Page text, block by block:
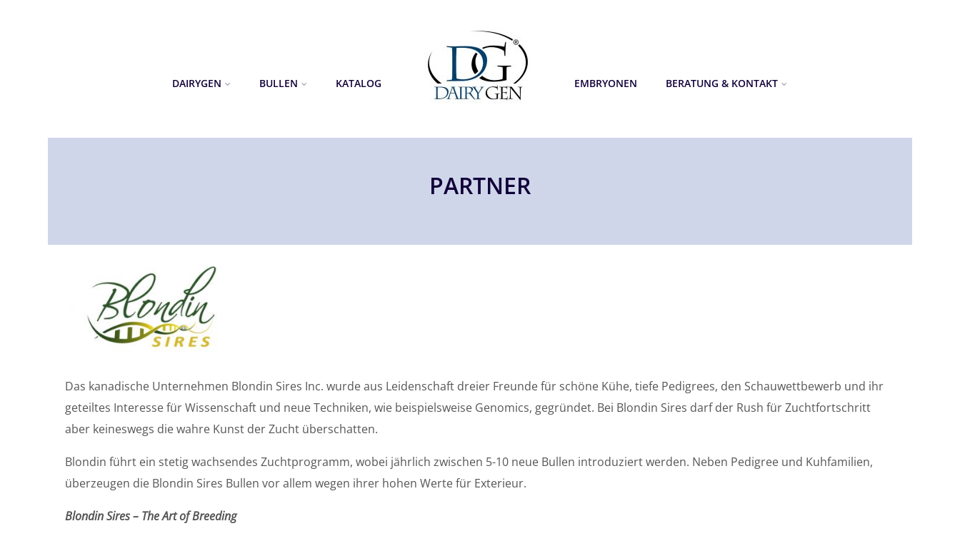
DAIRYGEN BULLEN KATALOG EMBRYONEN BERATUNG & KONTAKT
PARTNER
Das kanadische Unternehmen Blondin Sires Inc. wurde aus Leidenschaft dreier Freunde für schöne Kühe, tiefe Pedigrees, den Schauwettbewerb und ihr
geteiltes Interesse für Wissenschaft und neue Techniken, wie beispielsweise Genomics, gegründet. Bei Blondin Sires darf der Rush für Zuchtfortschritt
aber keineswegs die wahre Kunst der Zucht überschatten.
Blondin führt ein stetig wachsendes Zuchtprogramm, wobei jährlich zwischen 5-10 neue Bullen introduziert werden. Neben Pedigree und Kuhfamilien,
überzeugen die Blondin Sires Bullen vor allem wegen ihrer hohen Werte für Exterieur.
Blondin Sires – The Art of Breeding